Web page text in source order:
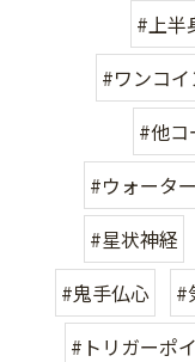
#上半
#ワンコ
#他コ
#ウォータ
#星状神経
#鬼手仏心
#
#トリガーポ